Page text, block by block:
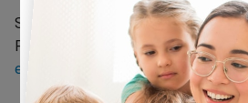
Siga o Jornal da Cidade Online no
Facebook:
https://
e